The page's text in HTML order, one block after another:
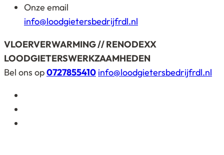
Onze email
info@loodgietersbedrijfrdl.nl
VLOERVERWARMING // RENODEXX
LOODGIETERSWERKZAAMHEDEN
Bel ons op0727855410 info@loodgietersbedrijfrdl.nl